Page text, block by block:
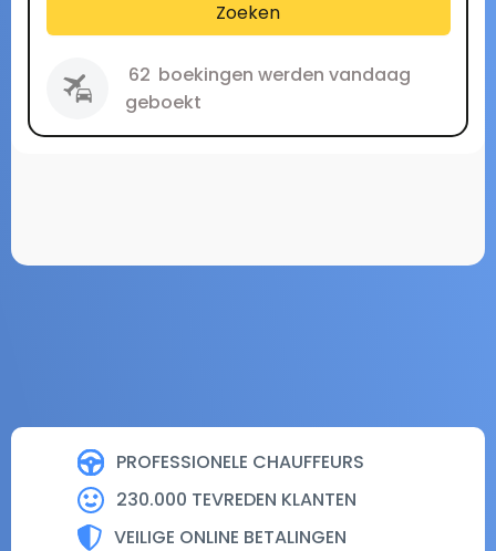
PROFESSIONELE CHAUFFEURS
230.000 TEVREDEN KLANTEN
VEILIGE ONLINE BETALINGEN
Zoeken
62 boekingen werden vandaag
geboekt